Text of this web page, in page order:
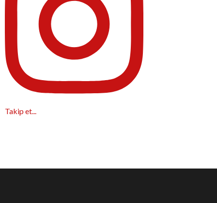
Takip et...